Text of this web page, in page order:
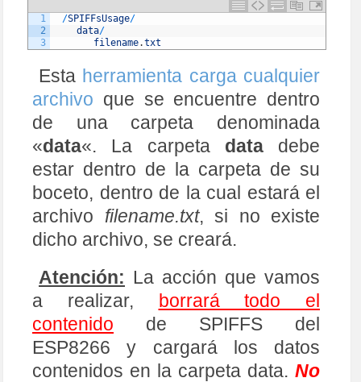
1
2
3
/SPIFFsUsage/
data/
filename.txt
Esta herramienta carga cualquier
archivo que se encuentre dentro
de una carpeta denominada
«data«. La carpeta datadebe
estar dentro de la carpeta de su
boceto, dentro de la cual estará el
archivo filename.txt, si no existe
dicho archivo, se creará.
Atención: La acción que vamos
a realizar, borrará todo el
contenido de SPIFFS del
ESP8266 y cargará los datos
contenidos en la carpeta data. No